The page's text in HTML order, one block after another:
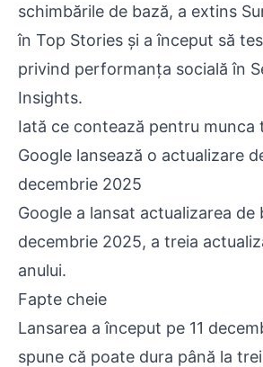
schimbările de bază, a extins
în Top Stories și a început să
privind performanța socială în
Insights.
Iată ce contează pentru munca
Google lansează o actualizare
decembrie 2025
Google a lansat actualizarea de
decembrie 2025, a treia
anului.
Fapte cheie
Lansarea a început pe 11
spune că poate dura până la